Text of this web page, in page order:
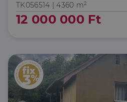
TK056514 |4360 m²
12 000 000 Ft